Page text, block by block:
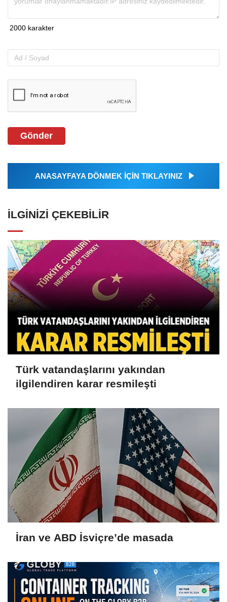
Gönder
ANASAYFAYA DÖNMEK İÇİN TIKLAYINIZ
İLGINIZI ÇEKEBILIR
Türk vatandaşlarını yakından
ilgilendiren karar resmileşti
İran ve ABD İsviçre’de masada